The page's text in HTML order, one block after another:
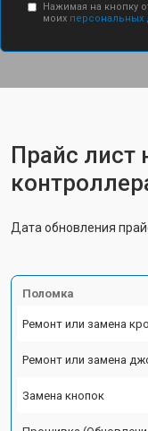
Нажимая на кнопку
моих персональных
Прайс лист
Дата обновления
Поломка
Ремонт или замена
Ремонт или замена
Замена кнопок